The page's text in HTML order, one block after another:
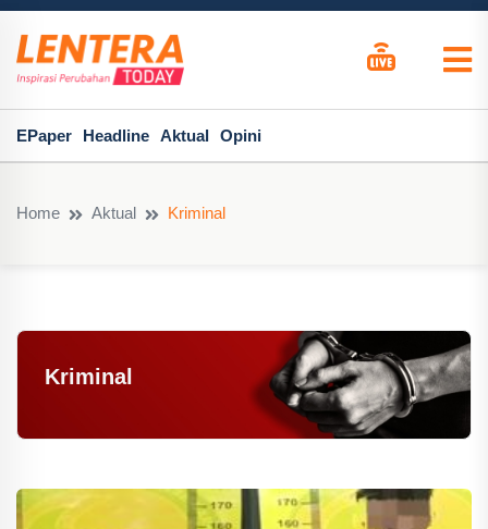
EPaper Headline Aktual Opini
Home Aktual Kriminal
Kriminal